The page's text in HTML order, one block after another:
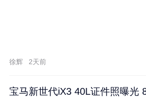
徐辉 2天前
宝马新世代iX3 40L证件照曝光